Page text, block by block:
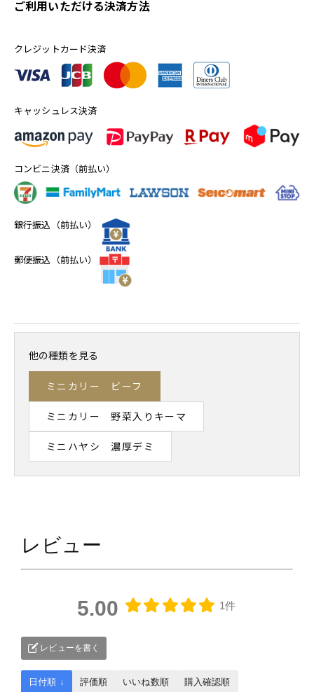
ご利用いただける決済方法
クレジットカード決済
キャッシュレス決済
コンビニ決済（前払い）
銀行振込（前払い）
郵便振込（前払い）
他の種類を見る
ミニカリー ビーフ
ミニカリー 野菜入りキーマ
ミニハヤシ 濃厚デミ
レビュー
5.00 1件
レビューを書く
日付順 ↓ 評価順 いいね数順 購入確認順